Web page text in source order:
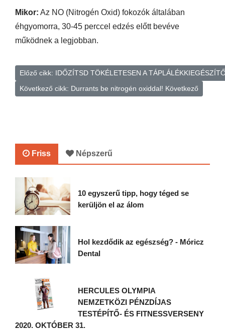
Mikor: Az NO (Nitrogén Oxid) fokozók általában
éhgyomorra, 30-45 perccel edzés előtt bevéve
működnek a legjobban.
Előző cikk: IDŐZÍTSD TÖKÉLETESEN A
Következő cikk: Durrants be nitrogén oxiddal! Következő
Friss Népszerű
10 egyszerű tipp, hogy téged se
kerüljön el az álom
Hol kezdődik az egészség? - Móricz
Dental
HERCULES OLYMPIA
NEMZETKÖZI PÉNZDÍJAS
TESTÉPÍTŐ- ÉS FITNESSVERSENY
2020. OKTÓBER 31.